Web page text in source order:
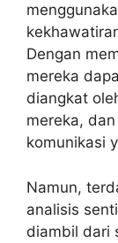
Dengan
mereka
diangkat
mereka,
komunikasi
Namun,
analisis
diambil dari